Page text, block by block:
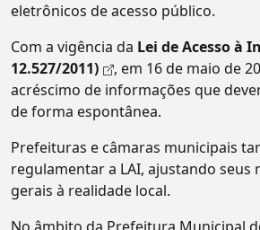
eletrônicos de acesso público.
Com a vigência da Lei de Acesso à
12.527/2011)
, em 16 de maio de
acréscimo de informações que
de forma espontânea.
Prefeituras e câmaras municipais
regulamentar a LAI, ajustando seus
gerais à realidade local.